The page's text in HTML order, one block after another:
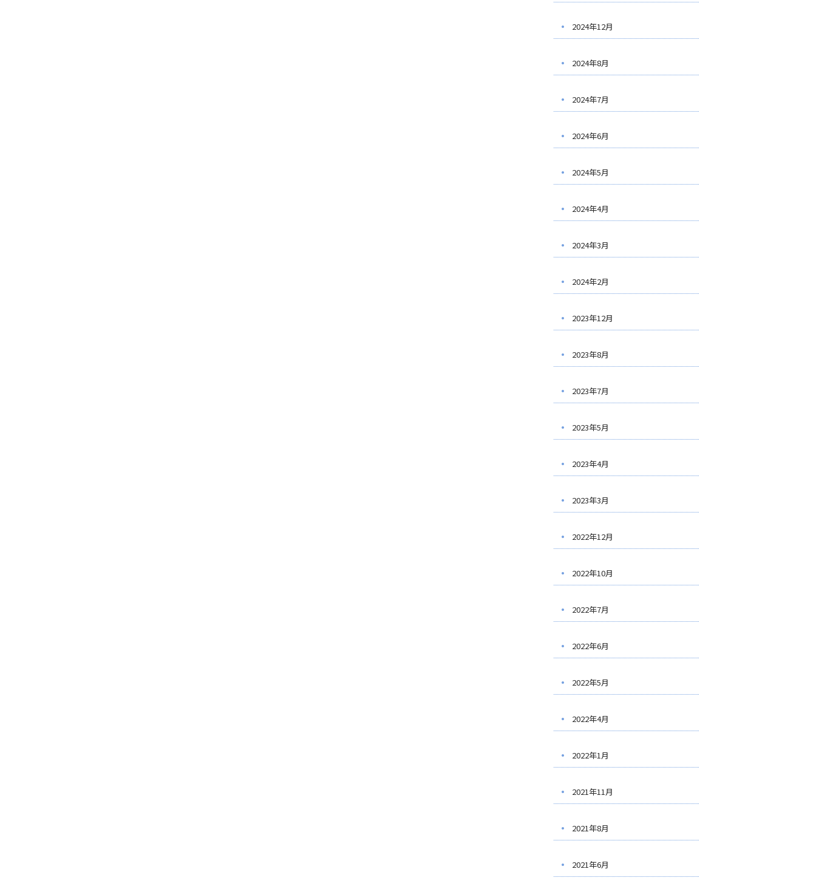
2024年12月
2024年8月
2024年7月
2024年6月
2024年5月
2024年4月
2024年3月
2024年2月
2023年12月
2023年8月
2023年7月
2023年5月
2023年4月
2023年3月
2022年12月
2022年10月
2022年7月
2022年6月
2022年5月
2022年4月
2022年1月
2021年11月
2021年8月
2021年6月